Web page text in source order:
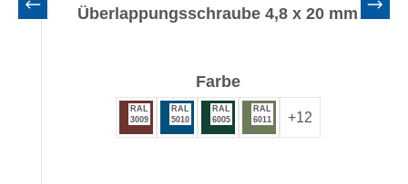
Überlappungsschraube 4,8 x 20 mm
Farbeauswählen
RAL
3009
RAL
5010
RAL
6005
RAL
6011
+12